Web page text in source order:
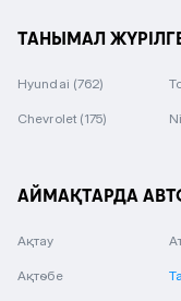
ТАНЫМАЛ
Hyundai (762)
Chevrolet (175)
АЙМАҚТАРДА
Ақтау
Ақтөбе